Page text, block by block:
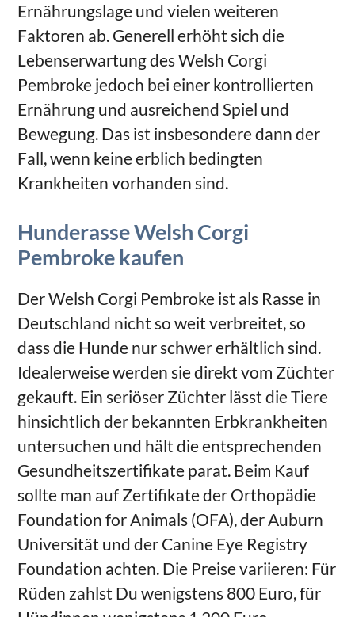
Ernährungslage und vielen weiteren
Faktoren ab. Generell erhöht sich die
Lebenserwartung des Welsh Corgi
Pembroke jedoch bei einer kontrollierten
Ernährung und ausreichend Spiel und
Bewegung. Das ist insbesondere dann der
Fall, wenn keine erblich bedingten
Krankheiten vorhanden sind.
Hunderasse Welsh Corgi
Pembroke kaufen
Der Welsh Corgi Pembroke ist als Rasse in
Deutschland nicht so weit verbreitet, so
dass die Hunde nur schwer erhältlich sind.
Idealerweise werden sie direkt vom Züchter
gekauft. Ein seriöser Züchter lässt die Tiere
hinsichtlich der bekannten Erbkrankheiten
untersuchen und hält die entsprechenden
Gesundheitszertifikate parat. Beim Kauf
sollte man auf Zertifikate der Orthopädie
Foundation for Animals (OFA), der Auburn
Universität und der Canine Eye Registry
Foundation achten. Die Preise variieren: Für
Rüden zahlst Du wenigstens 800 Euro, für